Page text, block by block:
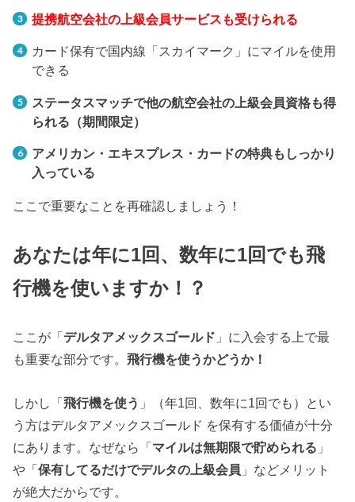
提携航空会社の上級会員サービスも受けられる
カード保有で国内線「スカイマーク」にマイルを使用
できる
ステータスマッチで他の航空会社の上級会員資格も得
られる（期間限定）
アメリカン・エキスプレス・カードの特典もしっかり
入っている
ここで重要なことを再確認しましょう！
あなたは年に1回、数年に1回でも飛
行機を使いますか！？
ここが「デルタアメックスゴールド 」に入会する上で最
も重要な部分です。飛行機を使うかどうか！
しかし「飛行機を使う 」（年1回、数年に1回でも）とい
う方はデルタアメックスゴールド を保有する価値が十分
にあります。なぜなら「マイルは無期限で貯められる 」
や「保有してるだけでデルタの上級会員 」などメリット
が絶大だからです。